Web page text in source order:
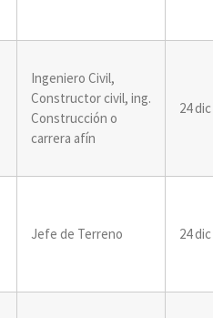
Ingeniero Civil,
Constructor civil, ing.
Construcción o
carrera afín
24
Jefe de Terreno 24